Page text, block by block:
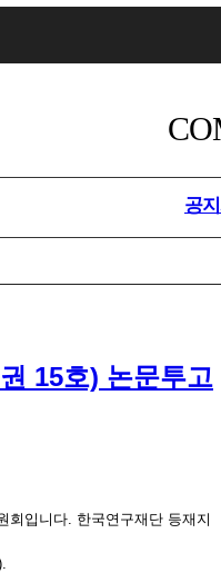
공
15호) 논문투고
회입니다. 한국연구재단 등재지